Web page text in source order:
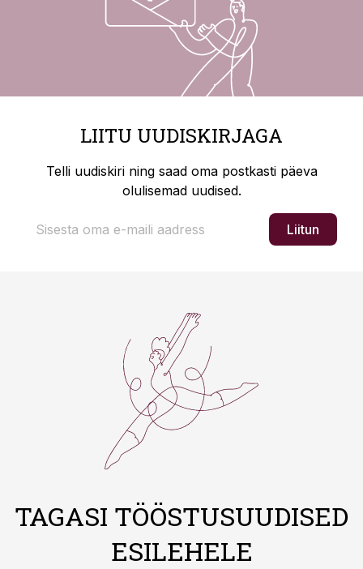
LIITU UUDISKIRJAGA
Telli uudiskiri ning saad oma postkasti päeva
olulisemad uudised.
Liitun
TAGASI TÖÖSTUSUUDISED
ESILEHELE